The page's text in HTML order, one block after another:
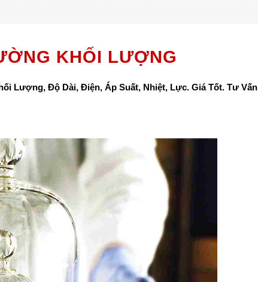
KHỐI LƯỢNG
Lượng, Độ Dài, Điện, Áp Suất, Nhiệt, Lực. Giá Tốt. Tư Vấn